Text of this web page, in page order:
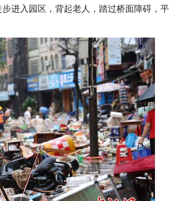
进入园区，背起老人，踏过桥面障碍，平